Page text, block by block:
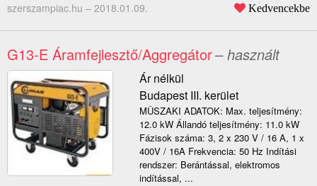
szerszampiac.hu – 2018.01.09. Kedvencekbe
G13-E Áramfejlesztő/Aggregátor– használt
Ár nélkül
Budapest III. kerület
MÛSZAKI ADATOK: Max. teljesítmény:
12.0 kW Állandó teljesítmény: 11.0 kW
Fázisok száma: 3, 2 x 230 V / 16 A, 1 x
400V / 16A Frekvencia: 50 Hz Indítási
rendszer: Berántással, elektromos
indítással, ...